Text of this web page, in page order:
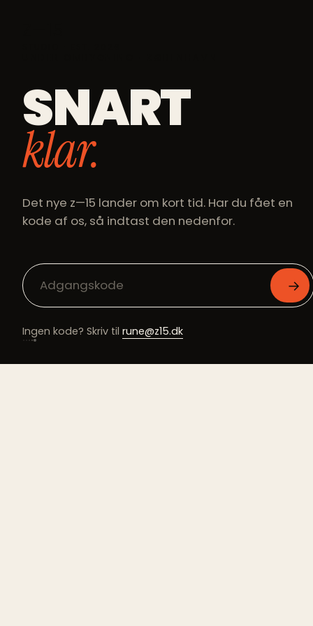
SNART
klar.
Det nye z—15 lander om kort tid. Har du fået en
kode af os, så indtast den nedenfor.
→
Ingen kode? Skriv til rune@z15.dk